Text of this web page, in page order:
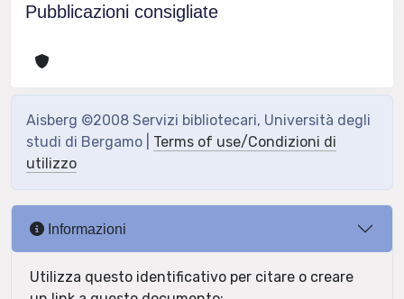
Pubblicazioni consigliate
Aisberg ©2008 Servizi bibliotecari, Università degli
studi di Bergamo | Terms of use/Condizioni di
utilizzo
Informazioni
Utilizza questo identificativo per citare o creare